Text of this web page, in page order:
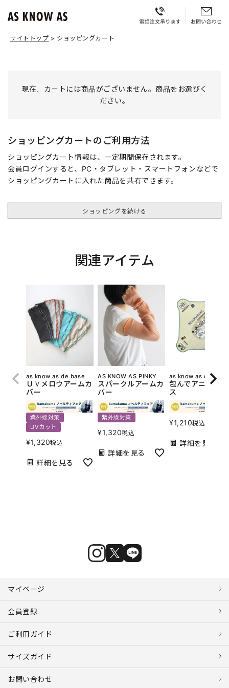
サイトトップ ショッピングカート
現在、カートには商品がございません。商品をお選びく
ださい。
ショッピングカートのご利用方法
ショッピングカート情報は、一定期間保存されます。
会員ログインすると、PC・タブレット・スマートフォンなどで
ショッピングカートに入れた商品を共有できます。
ショッピングを続ける
関連アイテム
as know as de base
ＵＶメロウアームカ
バー
紫外線対策
UVカット
¥1,320税込
詳細を見る
AS KNOW AS PINKY
スパークルアームカ
バー
紫外線対策
¥1,320税込
詳細を見る
as know as de base
包んでアニマル
ス
¥1,210税込
詳細を見る
マイページ
会員登録
ご利用ガイド
サイズガイド
お問い合わせ